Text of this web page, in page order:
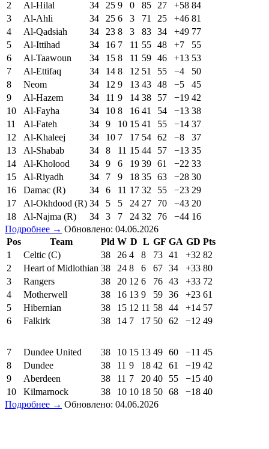
2 Al-Hilal 34 25 9 0 85 27 +58 84
3
Al-Ahli 34 25 6 3 71 25 +46 81
4
Al-Qadsiah 34 23 8 3 83 34 +49 77
5
Al-Ittihad 34 16 7 11 55 48 +7
55
6
Al-Taawoun 34 15 8 11 59 46 +13 53
7
Al-Ettifaq 34 14 8 12 51 55 −4
50
8
Neom 34 12 9 13 43 48 −5
45
9
Al-Hazem 34 11 9 14 38 57 −19 42
10
Al-Fayha 34 10 8 16 41 54 −13 38
11
Al-Fateh 34 9 10 15 41 55 −14 37
12
Al-Khaleej 34 10 7 17 54 62 −8
37
13
Al-Shabab 34 8 11 15 44 57 −13 35
14
Al-Kholood 34 9 6 19 39 61 −22 33
15
Al-Riyadh 34 7 9 18 35 63 −28 30
16
Damac (R) 34 6 11 17 32 55 −23 29
17
Al-Okhdood (R) 34 5 5 24 27 70 −43 20
18
Al-Najma (R) 34 3 7 24 32 76 −44 16
Подробнее → Обновлено: 04.06.2026
Pos
Team Pld W D L GF GA GD Pts
1
Celtic (C) 38 26 4 8 73 41 +32 82
2
Heart of Midlothian 38 24 8 6 67 34 +33 80
3
Rangers 38 20 12 6 76 43 +33 72
4
Motherwell 38 16 13 9 59 36 +23 61
5
Hibernian 38 15 12 11 58 44 +14 57
6
Falkirk 38 14 7 17 50 62 −12 49
7 Dundee United 38 10 15 13 49 60 −11 45
8
Dundee 38 11 9 18 42 61 −19 42
9
Aberdeen 38 11 7 20 40 55 −15 40
10
Kilmarnock 38 10 10 18 50 68 −18 40
Подробнее → Обновлено: 04.06.2026